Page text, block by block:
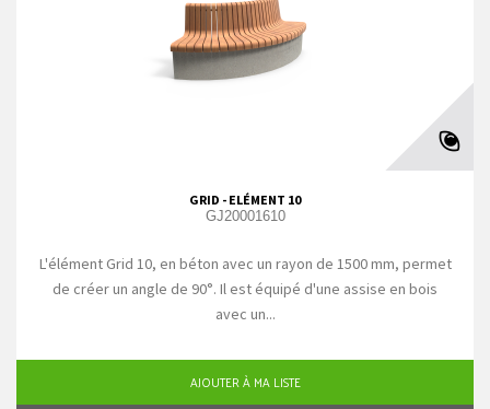
GRID - ELÉMENT 10
GJ20001610
L'élément Grid 10, en béton avec un rayon de 1500 mm, permet
de créer un angle de 90°. Il est équipé d'une assise en bois
avec un...
AJOUTER À MA LISTE